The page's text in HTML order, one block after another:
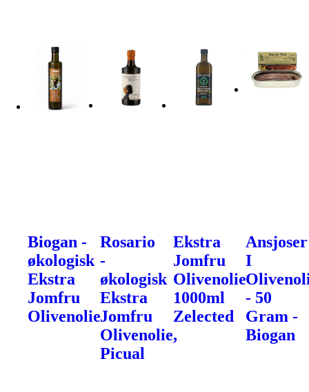
Biogan -
økologisk
Ekstra
Jomfru
Olivenolie
Rosario
-
økologisk
Ekstra
Jomfru
Olivenolie,
Picual
Ekstra
Jomfru
Olivenolie
1000ml
Zelected
Ansjoser
I
- 50
Gram -
Biogan